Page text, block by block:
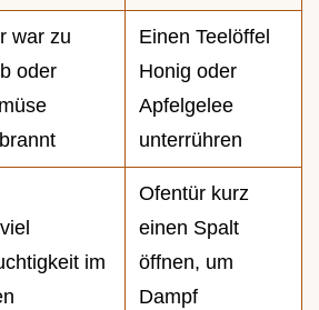
war zu
oder
Einen Teelöffel
Honig oder
Apfelgelee
unterrühren
im
Ofentür kurz
einen Spalt
öffnen, um
Dampf